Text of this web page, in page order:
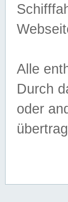
Alle
Durch
oder